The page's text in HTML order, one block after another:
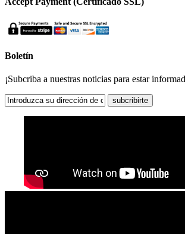
Boletín
¡Subcriba a nuestras noticias para estar